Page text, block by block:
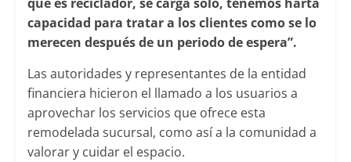
capacidad para tratar a los clientes como se lo
merecen después de un periodo de espera”.
Las autoridades y representantes de la entidad
financiera hicieron el llamado a los usuarios a
aprovechar los servicios que ofrece esta
remodelada sucursal, como así a la comunidad a
valorar y cuidar el espacio.